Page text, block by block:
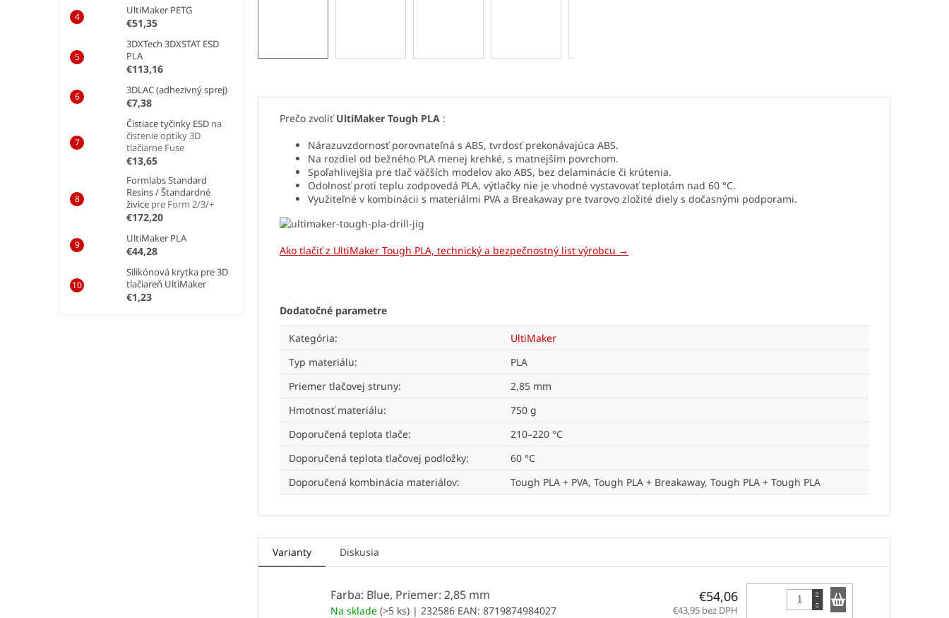
UltiMaker PETG
€51,35
3DXTech 3DXSTAT ESD
PLA
€113,16
3DLAC (adhezivný sprej)
€7,38
Čistiace tyčinky ESD na
čistenie optiky 3D
tlačiarne Fuse
€13,65
Formlabs Standard
Resins / Štandardné
živice pre Form 2/3/+
€172,20
UltiMaker PLA
€44,28
Silikónová krytka pre 3D
tlačiareň UltiMaker
€1,23
Prečo zvoliťUltiMaker Tough PLA :
Nárazuvzdornosť porovnateľná s ABS, tvrdosť prekonávajúca ABS.
Na rozdiel od bežného PLA menej krehké, s matnejším povrchom.
Spoľahlivejšia pre tlač väčších modelov ako ABS, bez delaminácie či krútenia.
Odolnosť proti teplu zodpovedá PLA, výtlačky nie je vhodné vystavovať teplotám nad 60 °C.
Využiteľné v kombinácii s materiálmi PVA a Breakaway pre tvarovo zložité diely s dočasnými podporami.
Ako tlačiť z UltiMaker Tough PLA, technický a bezpečnostný list výrobcu →
Dodatočné parametre
Kategória:
UltiMaker
Typ materiálu:
PLA
Priemer tlačovej struny:
2,85 mm
Hmotnosť materiálu:
750 g
Doporučená teplota tlače:
210–220 °C
Doporučená teplota tlačovej podložky:
60 °C
Doporučená kombinácia materiálov: Tough PLA + PVA, Tough PLA + Breakaway, Tough PLA + Tough PLA
Varianty Diskusia
Farba: Blue, Priemer: 2,85 mm
Na sklade (>5 ks) | 232586 EAN: 8719874984027
€54,06
€43,95 bez DPH
Do košíka